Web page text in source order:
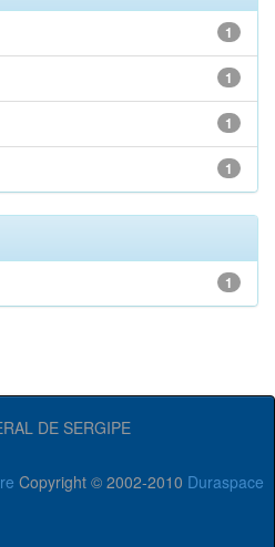
1
1
1
1
1
DE SERGIPE
Copyright © 2002-2010 Duraspace